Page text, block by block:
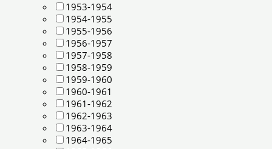
1953-1954
1954-1955
1955-1956
1956-1957
1957-1958
1958-1959
1959-1960
1960-1961
1961-1962
1962-1963
1963-1964
1964-1965